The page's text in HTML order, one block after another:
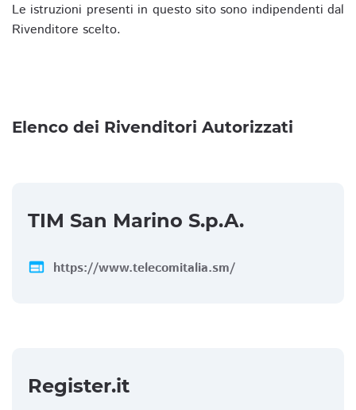
Le istruzioni presenti in questo sito sono indipendenti dal
Rivenditore scelto.
Elenco dei Rivenditori Autorizzati
TIM San Marino S.p.A.
web https://www.telecomitalia.sm/
Register.it